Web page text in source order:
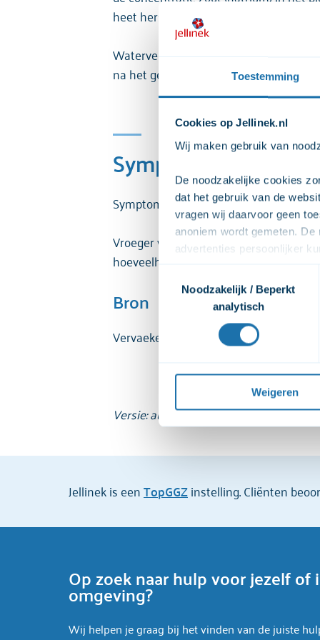
Toestemming
Cookies op Jellinek.nl
Wij maken gebruik van
De noodzakelijke cookies
dat het gebruik van de
vragen wij daarvoor geen
anoniem wordt gemeten.
advertenties persoonlijker
zodat we onze
video's. Wij vragen jouw
afspelen. Wij delen deze
bekijken. Wanneer je dat
bekijken. Je kunt je
privacyverklaring
Noodzakelijk / Beperkt
analytisch
Weigeren
heet hersenoedeem. Hersenoedeem
Watervergiftiging kun je voorkomen
na het gebruik. Dit is voldoende om
Symptomen
Symptomen van watervergiftiging
Vroeger werd gedacht dat
hoeveelheden water, vaak doordat
Bron
Vervaeke H, Stimulerende middelen en
Versie: augustus 2019
Jellinek is eenTopGGZinstelling. Cliënten
Op zoek naar hulp voor jezelf of
omgeving?
Wij helpen je graag bij het vinden van de juiste